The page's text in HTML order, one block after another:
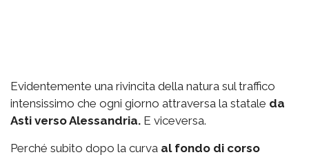
Evidentemente una rivincita della natura sul traffico
intensissimo che ogni giorno attraversa la statale da
Asti verso Alessandria. E viceversa.
Perché subito dopo la curva al fondo di corso